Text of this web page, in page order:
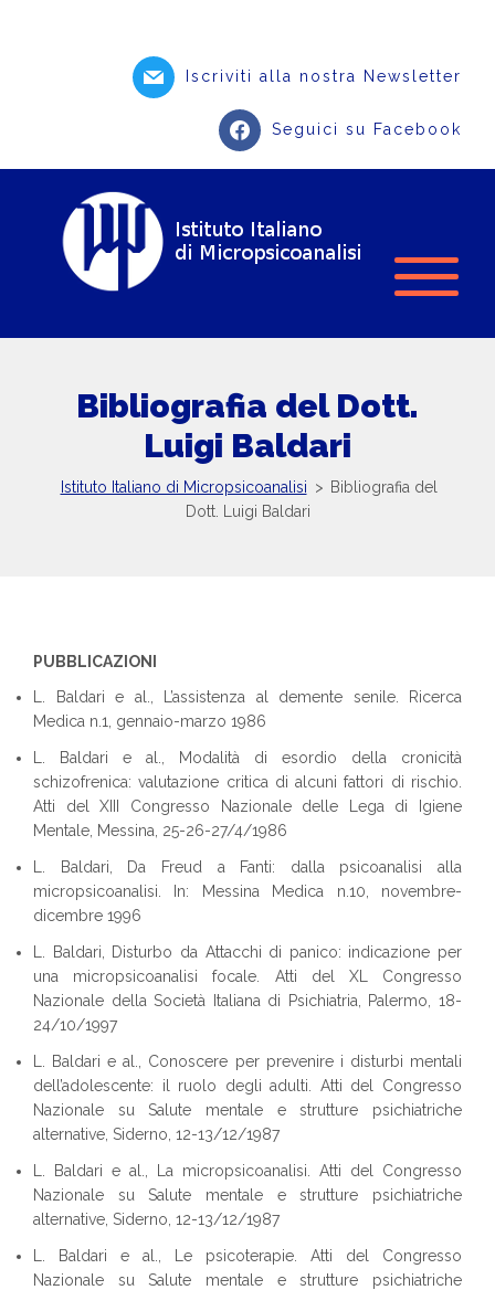
Iscriviti alla nostra Newsletter
Seguici su Facebook
Bibliografia del Dott.
Luigi Baldari
Istituto Italiano di Micropsicoanalisi > Bibliografia del
Dott. Luigi Baldari
PUBBLICAZIONI
L. Baldari e al., L’assistenza al demente senile. Ricerca
Medica n.1, gennaio-marzo 1986
L. Baldari e al., Modalità di esordio della cronicità
schizofrenica: valutazione critica di alcuni fattori di rischio.
Atti del XIII Congresso Nazionale delle Lega di Igiene
Mentale, Messina, 25-26-27/4/1986
L. Baldari, Da Freud a Fanti: dalla psicoanalisi alla
micropsicoanalisi. In: Messina Medica n.10, novembre-
dicembre 1996
L. Baldari, Disturbo da Attacchi di panico: indicazione per
una micropsicoanalisi focale. Atti del XL Congresso
Nazionale della Società Italiana di Psichiatria, Palermo, 18-
24/10/1997
L. Baldari e al., Conoscere per prevenire i disturbi mentali
dell’adolescente: il ruolo degli adulti. Atti del Congresso
Nazionale su Salute mentale e strutture psichiatriche
alternative, Siderno, 12-13/12/1987
L. Baldari e al., La micropsicoanalisi. Atti del Congresso
Nazionale su Salute mentale e strutture psichiatriche
alternative, Siderno, 12-13/12/1987
L. Baldari e al., Le psicoterapie. Atti del Congresso
Nazionale su Salute mentale e strutture psichiatriche